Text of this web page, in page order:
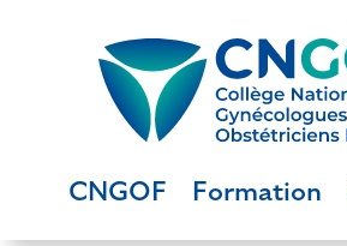
CNGOF Formation